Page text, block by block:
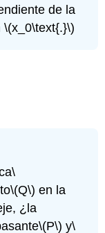
de la
\(x_0\text{.}\)
\
\(Q\) en la
¿la
\(P\) y\